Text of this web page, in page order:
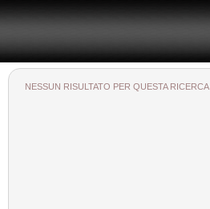
NESSUN RISULTATO PER QUESTA RICERCA